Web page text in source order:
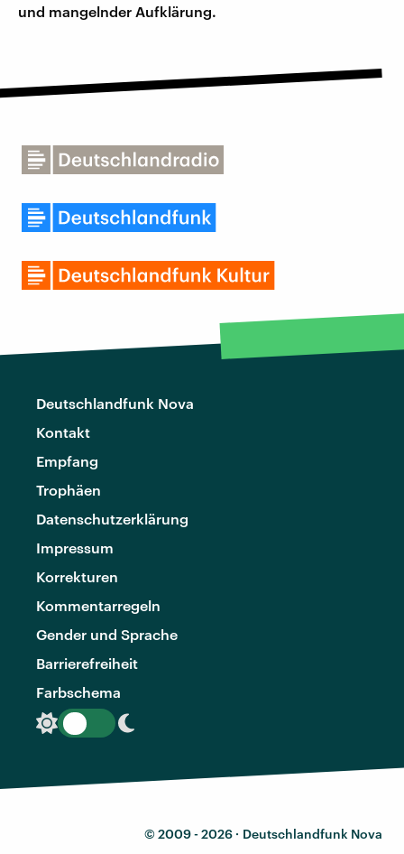
und mangelnder Aufklärung.
Deutschlandfunk Nova
Kontakt
Empfang
Trophäen
Datenschutzerklärung
Impressum
Korrekturen
Kommentarregeln
Gender und Sprache
Barrierefreiheit
Farbschema
© 2009 - 2026 · Deutschlandfunk Nova